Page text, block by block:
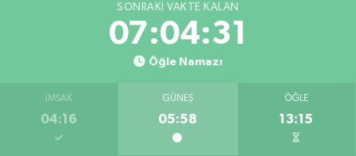
SONRAKI VAKTE KALAN
07:04:30
Öğle Namazı
İMSAK
04:16
GÜNEŞ
05:58
ÖĞLE
13:15